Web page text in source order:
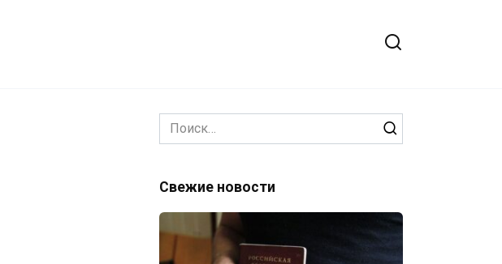
Search
for:
Свежие новости